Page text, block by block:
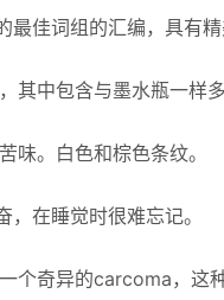
佳词组的汇编，具有精
中包含与墨水瓶一样多
味。白色和棕色条纹。
在睡觉时很难忘记。
个奇异的carcoma，这